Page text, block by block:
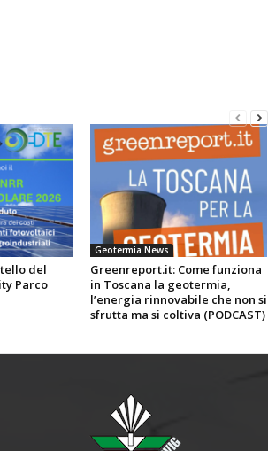
del
Parco
Geotermia News
Greenreport.it: Come funziona
in Toscana la geotermia,
l’energia rinnovabile che non si
sfrutta ma si coltiva (PODCAST)